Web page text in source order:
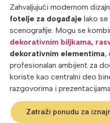
Zahvaljujući modernom
fotelje za događaje lako se
scenografije. Mogu se
dekorativnim biljkama,
dekorativnim elementima,
profesionalan ambijent za
koriste kao centralni deo
razgovorima i prezentacijama.
Zatraži ponudu za